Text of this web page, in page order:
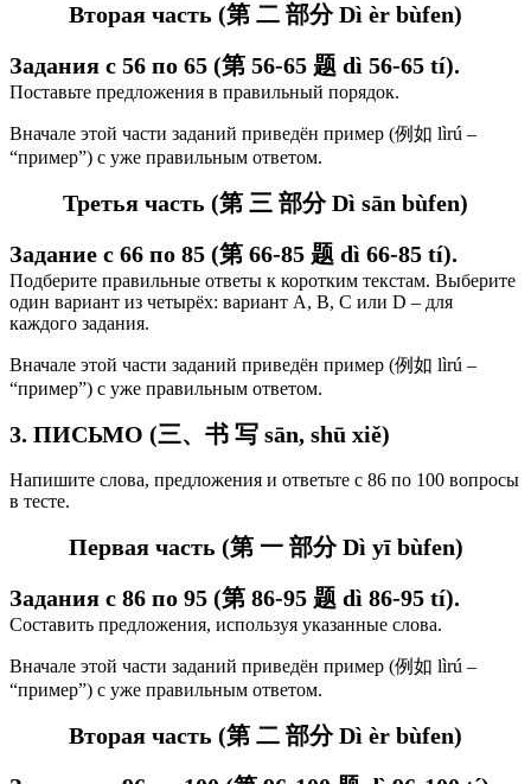
Вторая часть (第 二 部分 Dì èr bùfen)
Задания с 56 по 65 (第 56-65 题 dì 56-65 tí).
Поставьте предложения в правильный порядок.
Вначале этой части заданий приведён пример (例如 lìrú –
“пример”) с уже правильным ответом.
Третья часть (第 三 部分 Dì sān bùfen)
Задание с 66 по 85 (第 66-85 题 dì 66-85 tí).
Подберите правильные ответы к коротким текстам. Выберите
один вариант из четырёх: вариант А, В, C или D – для
каждого задания.
Вначале этой части заданий приведён пример (例如 lìrú –
“пример”) с уже правильным ответом.
3. ПИСЬМО (三、书 写 sān, shū xiě)
Напишите слова, предложения и ответьте с 86 по 100 вопросы
в тесте.
Первая часть (第 一 部分 Dì yī bùfen)
Задания с 86 по 95 (第 86-95 题 dì 86-95 tí).
Составить предложения, используя указанные слова.
Вначале этой части заданий приведён пример (例如 lìrú –
“пример”) с уже правильным ответом.
Вторая часть (第 二 部分 Dì èr bùfen)